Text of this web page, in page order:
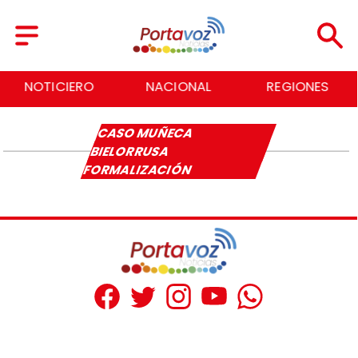
NOTICIERO NACIONAL REGIONES
CASO MUÑECA
BIELORRUSA
FORMALIZACIÓN